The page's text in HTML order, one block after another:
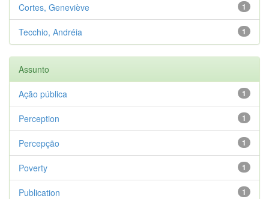
1
Cortes, Geneviève
1
Tecchio, Andréia
Assunto
1
Ação pública
1
Perception
1
Percepção
1
Poverty
1
Publication